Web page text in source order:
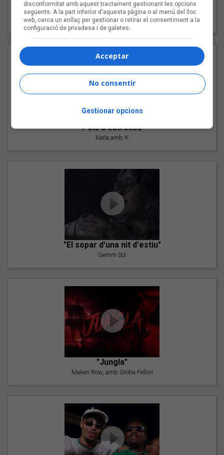
"Les cabres"
94 Rules amb Compte
"Pols d'estrelles"
Karla amb K
"El sopar d'una nit d'estiu"
Gemm Sol
"Jungla"
Maken Row, amb Gioba Fellini
disconformitat amb aquest tractament gestionant les opcions
següents. A la part inferior d'aquesta pàgina o al menú del lloc
web, cerca un enllaç per gestionar o retirar el consentiment a la
configuració de privadesa i de galetes.
Acceptar
No consentir
Gestionar opcions